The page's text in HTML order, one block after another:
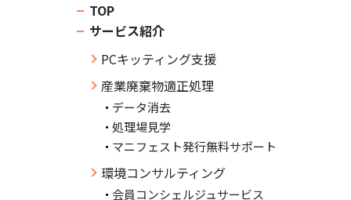
TOP
サービス紹介
PCキッティング支援
産業廃棄物適正処理
データ消去
処理場見学
マニフェスト発行無料サポート
環境コンサルティング
会員コンシェルジュサービス